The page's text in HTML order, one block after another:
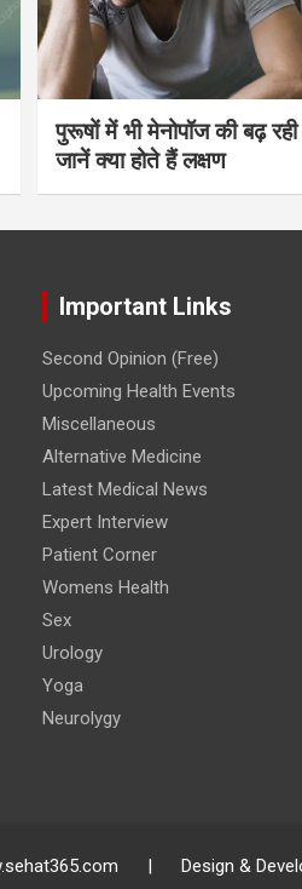
पुरूषों में भी मेनोपॉज की बढ़
जानें क्या होते हैं लक्षण
Important Links
Second Opinion (Free)
Upcoming Health Events
Miscellaneous
Alternative Medicine
Latest Medical News
Expert Interview
Patient Corner
Womens Health
Sex
Urology
Yoga
Neurolygy
| Design &